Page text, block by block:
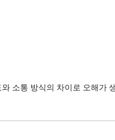
소통 방식의 차이로 오해가